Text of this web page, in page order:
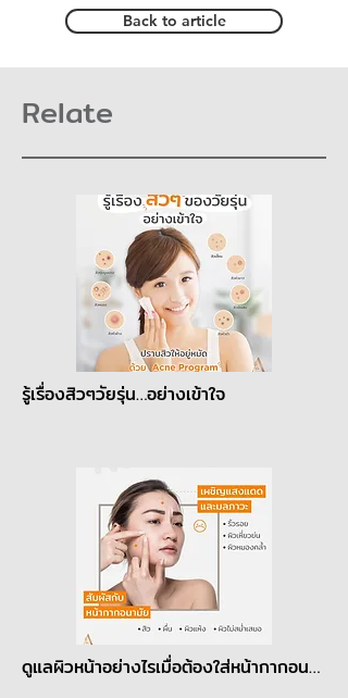
Relate
รู้เรื่องสิวๆวัยรุ่น…อย่างเข้าใจ
ดูแลผิวหน้าอย่างไรเมื่อต้องใส่หน้ากากอนามัย
Back to article